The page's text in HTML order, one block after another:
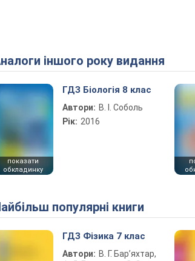
Аналоги іншого року видання
показати
обкладинку
ГДЗ Біологія 8 клас
Автори: В. І. Соболь
Рік: 2016
Найбільш популярні книги
ГДЗ Фізика 7 клас
Автори: В. Г. Бар’яхтар,